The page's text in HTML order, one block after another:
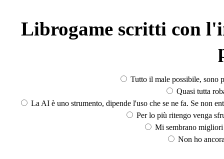
Librogame scritti con
Tutto il male possibile, sono
Quasi tutta
La AI è uno strumento, dipende l'uso che se ne fa. Se non
Per lo più ritengo venga
Mi sembrano
Non ho